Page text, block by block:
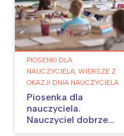
PIOSENKI DLA
NAUCZYCIELA, WIERSZE Z
OKAZJI DNIA NAUCZYCIELA
Piosenka dla
nauczyciela.
Nauczyciel dobrze